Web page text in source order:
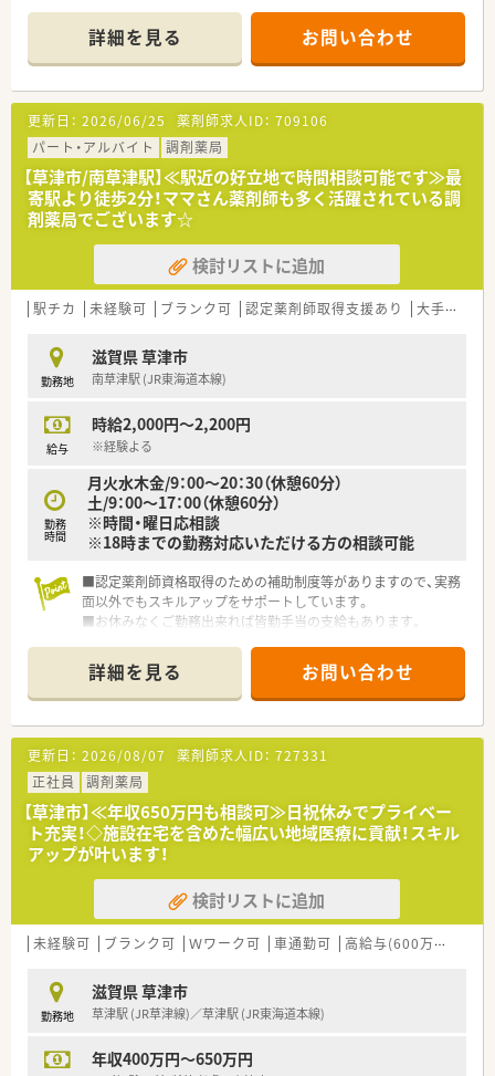
■心療内科, 精神科の科目をメインに応需しています。
■枚数は80～90枚/日、薬剤師も複数名体制のため安心です◎
■時給2,000円～2,300円でお出迎えいたします。
お気軽にお問い合わせください。
詳細を見る お問い合わせ
更新日： 2026/06/25 薬剤師求人ID： 709106
パート・アルバイト
調剤薬局
【草津市/南草津駅】≪駅近の好立地で時間相談可能です≫最
寄駅より徒歩2分！ママさん薬剤師も多く活躍されている調
剤薬局でございます☆
検討リストに追加
駅チカ 未経験可 ブランク可 認定薬剤師取得支援あり 大手チェーン以外
勤務地
滋賀県 草津市
南草津駅 (JR東海道本線)
給与
時給2,000円～2,200円
※経験よる
勤務
時間
月火水木金/9：00～20：30（休憩60分）
土/9：00～17：00（休憩60分）
※時間・曜日応相談
※18時までの勤務対応いただける方の相談可能
■認定薬剤師資格取得のための補助制度等がありますので、実務
面以外でもスキルアップをサポートしています。
■お休みなくご勤務出来れば皆勤手当の支給もあります。
詳細を見る お問い合わせ
更新日： 2026/08/07 薬剤師求人ID： 727331
正社員
調剤薬局
【草津市】≪年収650万円も相談可≫日祝休みでプライベー
ト充実！◇施設在宅を含めた幅広い地域医療に貢献！スキル
アップが叶います！
検討リストに追加
未経験可 ブランク可 Ｗワーク可 車通勤可 高給与(600万円以上)
勤務地
滋賀県 草津市
草津駅 (JR草津線)／草津駅 (JR東海道本線)
年収400万円～650万円